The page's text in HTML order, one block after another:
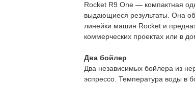
Rocket R9 One — компактная
выдающиеся результаты. Она
линейки машин Rocket и
коммерческих проектах или в
Два бойлер
Два независимых бойлера из
эспрессо. Температура воды в